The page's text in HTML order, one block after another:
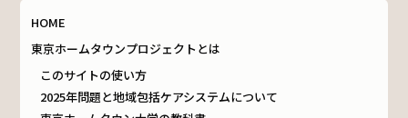
HOME
東京ホームタウンプロジェクトとは
このサイトの使い方
2025年問題と地域包括ケアシステムについて